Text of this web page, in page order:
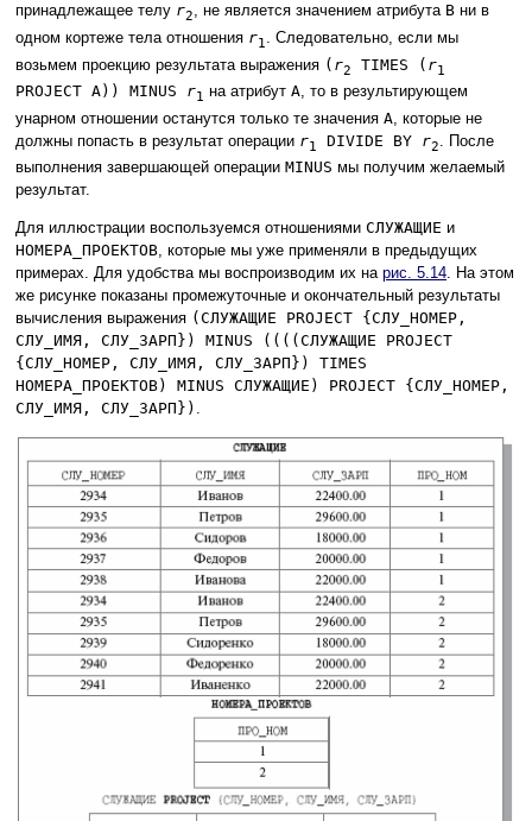
принадлежащее телу r2, не является значением атрибута B ни в
одном кортеже тела отношения r1. Следовательно, если мы
возьмем проекцию результата выражения ( r2 TIMES ( r1
PROJECT A)) MINUS r1 на атрибут A, то в результирующем
унарном отношении останутся только те значения A , которые не
должны попасть в результат операции r1 DIVIDE BY r2
. После
выполнения завершающей операции MINUS мы получим желаемый
результат.
Для иллюстрации воспользуемся отношениями СЛУЖАЩИЕ и
НОМЕРА_ПРОЕКТОВ, которые мы уже применяли в предыдущих
примерах. Для удобства мы воспроизводим их на рис. 5.14. На этом
же рисунке показаны промежуточные и окончательный результаты
вычисления выражения (СЛУЖАЩИЕ PROJECT {СЛУ_НОМЕР,
СЛУ_ИМЯ, СЛУ_ЗАРП}) MINUS ((((СЛУЖАЩИЕ PROJECT
{СЛУ_НОМЕР, СЛУ_ИМЯ, СЛУ_ЗАРП}) TIMES
НОМЕРА_ПРОЕКТОВ) MINUS СЛУЖАЩИЕ) PROJECT {СЛУ_НОМЕР,
СЛУ_ИМЯ, СЛУ_ЗАРП}) .